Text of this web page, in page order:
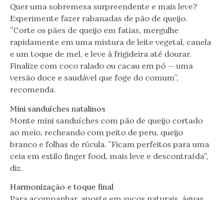
Quer uma sobremesa surpreendente e mais leve?
Experimente fazer rabanadas de pão de queijo.
“Corte os pães de queijo em fatias, mergulhe
rapidamente em uma mistura de leite vegetal, canela
e um toque de mel, e leve à frigideira até dourar.
Finalize com coco ralado ou cacau em pó — uma
versão doce e saudável que foge do comum”,
recomenda.
Mini sanduíches natalinos
Monte mini sanduíches com pão de queijo cortado
ao meio, recheando com peito de peru, queijo
branco e folhas de rúcula. “Ficam perfeitos para uma
ceia em estilo finger food, mais leve e descontraída”,
diz.
Harmonização e toque final